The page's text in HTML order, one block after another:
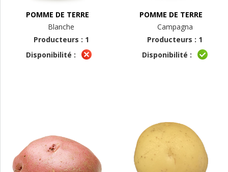
POMME DE TERRE
Blanche
Producteurs : 1
Disponibilité :
POMME DE TERRE
Campagna
Producteurs : 1
Disponibilité :